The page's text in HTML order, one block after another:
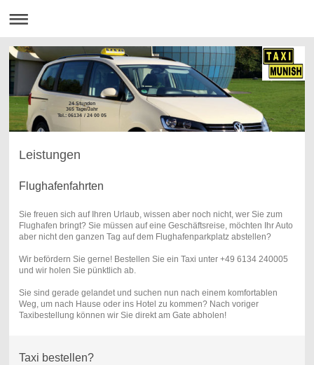
24 Stunden
365 Tage/Jahr
Tel.: 06134 / 24 00 05
Leistungen
Flughafenfahrten
Sie freuen sich auf Ihren Urlaub, wissen aber noch nicht, wer Sie zum
Flughafen bringt? Sie müssen auf eine Geschäftsreise, möchten Ihr Auto
aber nicht den ganzen Tag auf dem Flughafenparkplatz abstellen?
Wir befördern Sie gerne! Bestellen Sie ein Taxi unter +49 6134 240005
und wir holen Sie pünktlich ab.
Sie sind gerade gelandet und suchen nun nach einem komfortablen
Weg, um nach Hause oder ins Hotel zu kommen? Nach voriger
Taxibestellung können wir Sie direkt am Gate abholen!
Taxi bestellen?